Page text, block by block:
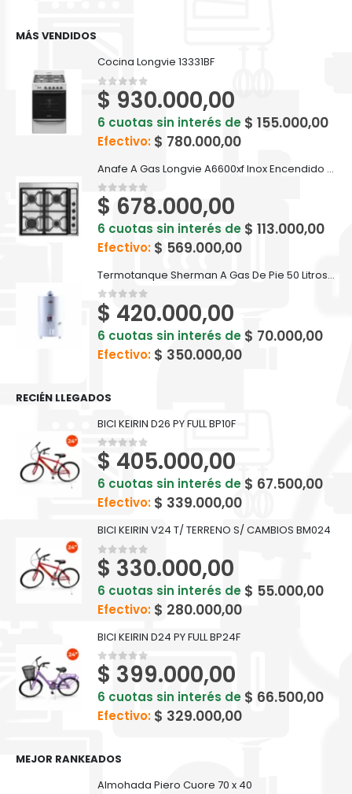
MÁS VENDIDOS
Cocina Longvie 13331BF
0out of 5
$ 930.000,00
6 cuotas sin interés de $ 155.000,00
Efectivo: $ 780.000,00
Anafe A Gas Longvie A6600xf Inox Encendido Una Mano
0out of 5
$ 678.000,00
6 cuotas sin interés de $ 113.000,00
Efectivo: $ 569.000,00
Termotanque Sherman A Gas De Pie 50 Litros - TPGP050MSH13
0out of 5
$ 420.000,00
6 cuotas sin interés de $ 70.000,00
Efectivo: $ 350.000,00
RECIÉN LLEGADOS
BICI KEIRIN D26 PY FULL BP10F
0out of 5
$ 405.000,00
6 cuotas sin interés de $ 67.500,00
Efectivo: $ 339.000,00
BICI KEIRIN V24 T/ TERRENO S/ CAMBIOS BM024
0out of 5
$ 330.000,00
6 cuotas sin interés de $ 55.000,00
Efectivo: $ 280.000,00
BICI KEIRIN D24 PY FULL BP24F
0out of 5
$ 399.000,00
6 cuotas sin interés de $ 66.500,00
Efectivo: $ 329.000,00
MEJOR RANKEADOS
Almohada Piero Cuore 70 x 40